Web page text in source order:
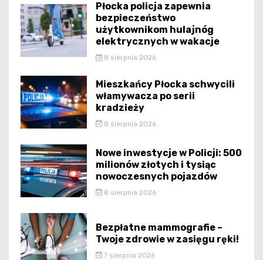
Płocka policja zapewnia
bezpieczeństwo
użytkownikom hulajnóg
elektrycznych w wakacje
8 sierpnia 2026
Mieszkańcy Płocka schwycili
włamywacza po serii
kradzieży
8 sierpnia 2026
Nowe inwestycje w Policji: 500
milionów złotych i tysiąc
nowoczesnych pojazdów
8 sierpnia 2026
Bezpłatne mammografie –
Twoje zdrowie w zasięgu ręki!
7 sierpnia 2026